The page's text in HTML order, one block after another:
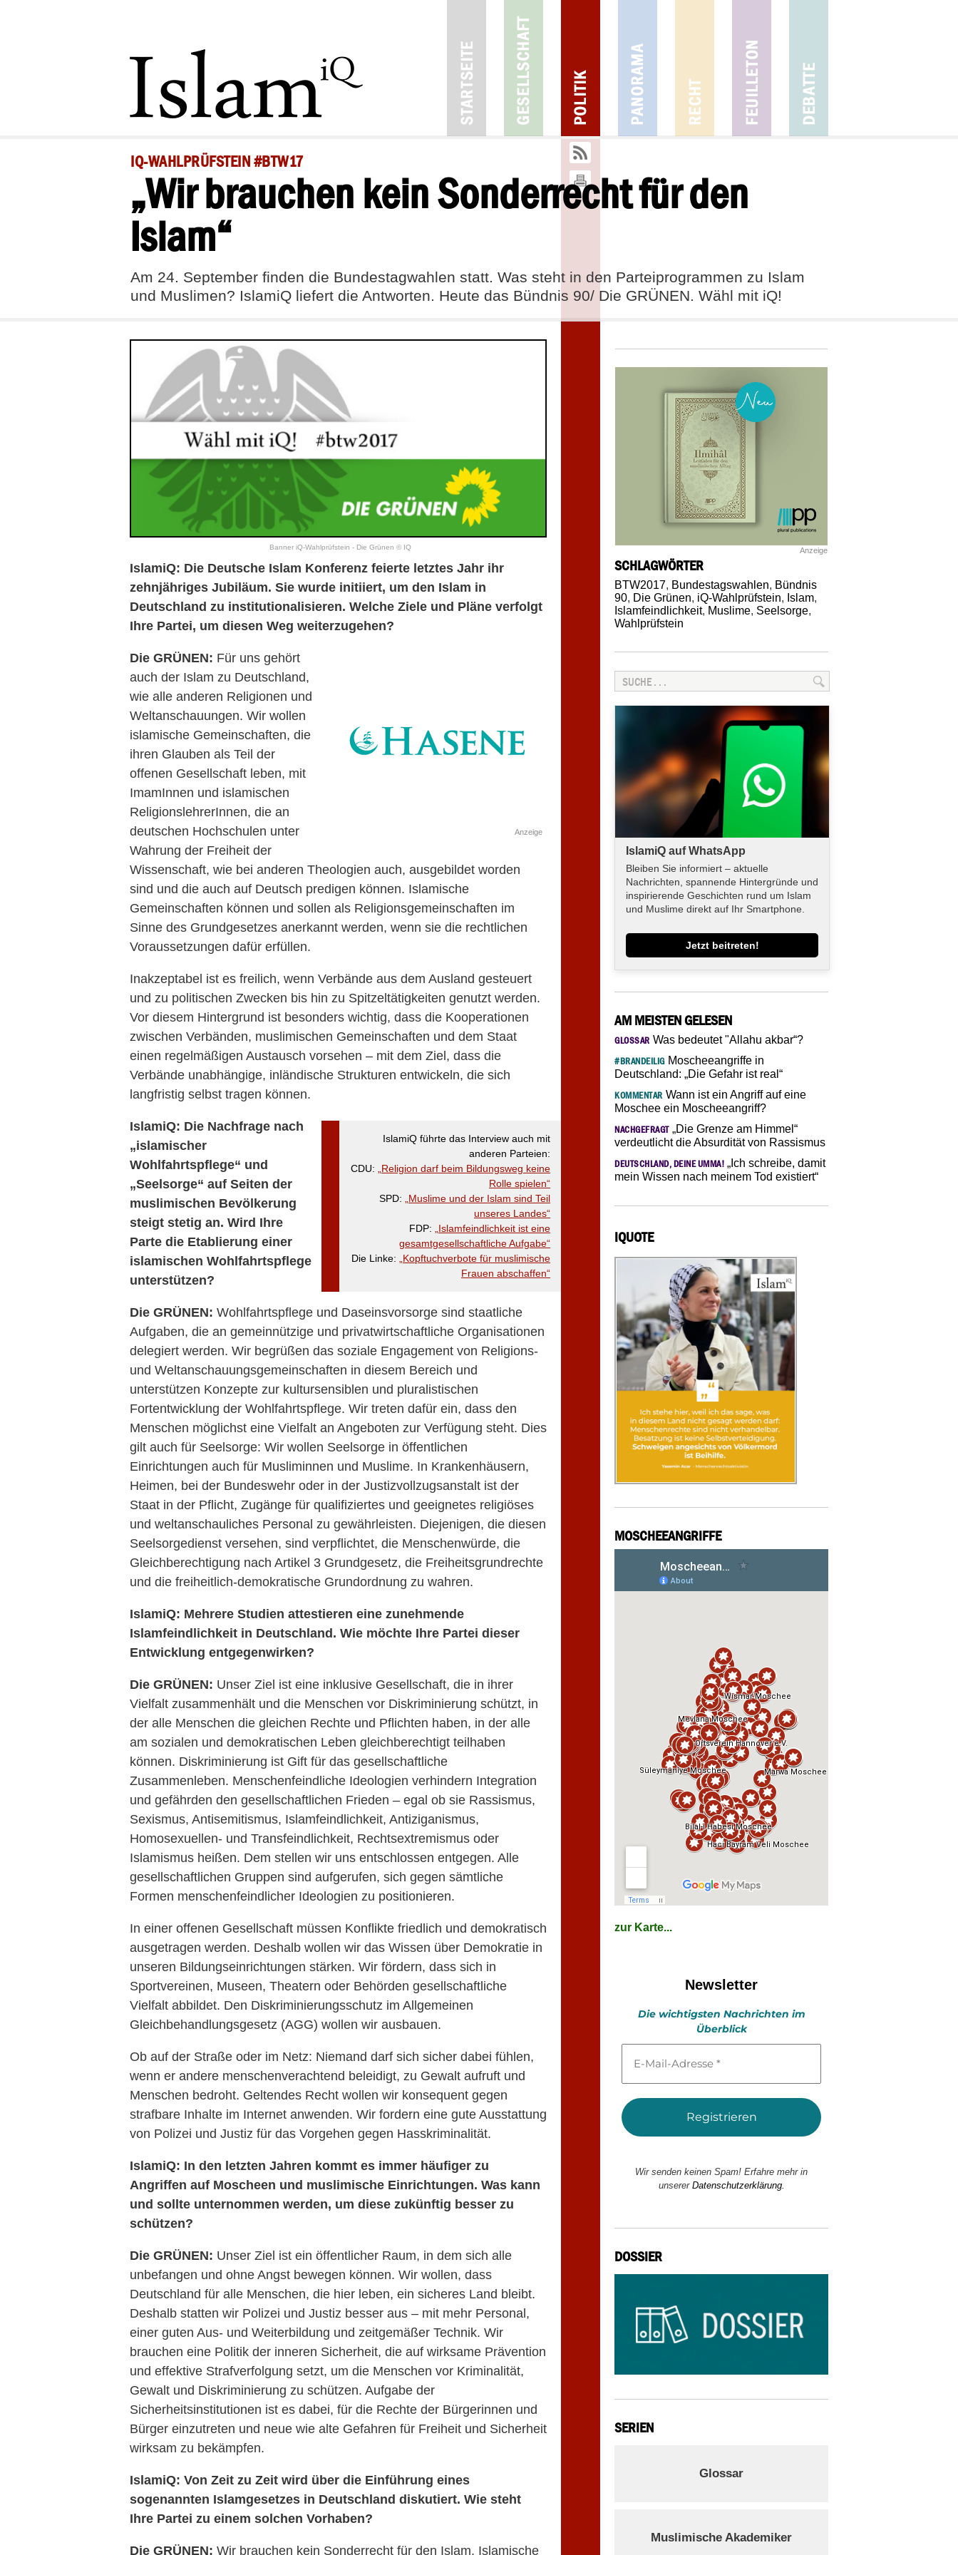
IQ-WAHLPRÜFSTEIN #BTW17
„Wir brauchen kein Sonderrecht für den
Islam“
Am 24. September finden die Bundestagwahlen statt. Was steht in den Parteiprogrammen zu Islam
und Muslimen? IslamiQ liefert die Antworten. Heute das Bündnis 90/ Die GRÜNEN. Wähl mit iQ!
09
2017
3
Banner iQ-Wahlprüfstein - Die Grünen © IQ
IslamiQ: Die Deutsche Islam Konferenz feierte letztes Jahr ihr
zehnjähriges Jubil äum. Sie wurde initiiert, um den Islam in
Deutschland zu institutionalisieren. Welche Ziele und Pl äne verfolgt
Ihre Partei, um diesen Weg weiterzugehen?
Anzeige
Die GRÜNEN: Für uns gehört
auch der Islam zu Deutschland,
wie alle anderen Religionen und
Weltanschauungen. Wir wollen
islamische Gemeinschaften, die
ihren Glauben als Teil der
offenen Gesellschaft leben, mit
ImamInnen und islamischen
ReligionslehrerInnen, die an
deutschen Hochschulen unter
Wahrung der Freiheit der
Wissenschaft, wie bei anderen Theologien auch, ausgebildet worden
sind und die auch auf Deutsch predigen können. Islamische
Gemeinschaften können und sollen als Religionsgemeinschaften im
Sinne des Grundgesetzes anerkannt werden, wenn sie die rechtlichen
Voraussetzungen dafür erfüllen.
Inakzeptabel ist es freilich, wenn Verbände aus dem Ausland gesteuert
und zu politischen Zwecken bis hin zu Spitzeltätigkeiten genutzt werden.
Vor diesem Hintergrund ist besonders wichtig, dass die Kooperationen
zwischen Verbänden, muslimischen Gemeinschaften und dem Staat
einen regelmäßigen Austausch vorsehen – mit dem Ziel, dass die
Verbände unabhängige, inländische Strukturen entwickeln, die sich
langfristig selbst tragen können.
IslamiQ führte das Interview auch mit
anderen Parteien:
CDU:
„Religion darf beim Bildungsweg keine
Rolle spielen“
SPD:
„Muslime und der Islam sind Teil
unseres Landes“
FDP:
„Islamfeindlichkeit ist eine
gesamtgesellschaftliche Aufgabe“
Die Linke:
„Kopftuchverbote für muslimische
Frauen abschaffen“
IslamiQ: Die Nachfrage nach
„islamischer
Wohlfahrtspflege“ und
„Seelsorge“ auf Seiten der
muslimischen Bevö lkerung
steigt stetig an. Wird Ihre
Parte die Etablierung einer
islamischen Wohlfahrtspflege
unterstützen?
Die GRÜNEN: Wohlfahrtspflege und Daseinsvorsorge sind staatliche
Aufgaben, die an gemeinnützige und privatwirtschaftliche Organisationen
delegiert werden. Wir begrüßen das soziale Engagement von Religions-
und Weltanschauungsgemeinschaften in diesem Bereich und
unterstützen Konzepte zur kultursensiblen und pluralistischen
Fortentwicklung der Wohlfahrtspflege. Wir treten dafür ein, dass den
Menschen möglichst eine Vielfalt an Angeboten zur Verfügung steht. Dies
gilt auch für Seelsorge: Wir wollen Seelsorge in öffentlichen
Einrichtungen auch für Musliminnen und Muslime. In Krankenhäusern,
Heimen, bei der Bundeswehr oder in der Justizvollzugsanstalt ist der
Staat in der Pflicht, Zugänge für qualifiziertes und geeignetes religiöses
und weltanschauliches Personal zu gewährleisten. Diejenigen, die diesen
Seelsorgedienst versehen, sind verpflichtet, die Menschenwürde, die
Gleichberechtigung nach Artikel 3 Grundgesetz, die Freiheitsgrundrechte
und die freiheitlich-demokratische Grundordnung zu wahren.
IslamiQ: Mehrere Studien attestieren eine zunehmende
Islamfeindlichkeit in Deutschland. Wie möchte Ihre Partei dieser
Entwicklung entgegenwirken?
Die GRÜNEN: Unser Ziel ist eine inklusive Gesellschaft, die in ihrer
Vielfalt zusammenhält und die Menschen vor Diskriminierung schützt, in
der alle Menschen die gleichen Rechte und Pflichten haben, in der alle
am sozialen und demokratischen Leben gleichberechtigt teilhaben
können. Diskriminierung ist Gift für das gesellschaftliche
Zusammenleben. Menschenfeindliche Ideologien verhindern Integration
und gefährden den gesellschaftlichen Frieden – egal ob sie Rassismus,
Sexismus, Antisemitismus, Islamfeindlichkeit, Antiziganismus,
Homosexuellen- und Transfeindlichkeit, Rechtsextremismus oder
Islamismus heißen. Dem stellen wir uns entschlossen entgegen. Alle
gesellschaftlichen Gruppen sind aufgerufen, sich gegen sämtliche
Formen menschenfeindlicher Ideologien zu positionieren.
In einer offenen Gesellschaft müssen Konflikte friedlich und demokratisch
ausgetragen werden. Deshalb wollen wir das Wissen über Demokratie in
unseren Bildungseinrichtungen stärken. Wir fördern, dass sich in
Sportvereinen, Museen, Theatern oder Behörden gesellschaftliche
Vielfalt abbildet. Den Diskriminierungsschutz im Allgemeinen
Gleichbehandlungsgesetz (AGG) wollen wir ausbauen.
Ob auf der Straße oder im Netz: Niemand darf sich sicher dabei fühlen,
wenn er andere menschenverachtend beleidigt, zu Gewalt aufruft und
Menschen bedroht. Geltendes Recht wollen wir konsequent gegen
strafbare Inhalte im Internet anwenden. Wir fordern eine gute Ausstattung
von Polizei und Justiz für das Vorgehen gegen Hasskriminalität.
IslamiQ: In den letzten Jahren kommt es immer häufiger zu
Angriffen auf Moscheen und muslimische Einrichtungen. Was kann
und sollte unternommen werden, um diese zukünftig besser zu
schützen?
Die GRÜNEN: Unser Ziel ist ein öffentlicher Raum, in dem sich alle
unbefangen und ohne Angst bewegen können. Wir wollen, dass
Deutschland für alle Menschen, die hier leben, ein sicheres Land bleibt.
Deshalb statten wir Polizei und Justiz besser aus – mit mehr Personal,
einer guten Aus- und Weiterbildung und zeitgemäßer Technik. Wir
brauchen eine Politik der inneren Sicherheit, die auf wirksame Prävention
und effektive Strafverfolgung setzt, um die Menschen vor Kriminalität,
Gewalt und Diskriminierung zu schützen. Aufgabe der
Sicherheitsinstitutionen ist es dabei, für die Rechte der Bürgerinnen und
Bürger einzutreten und neue wie alte Gefahren für Freiheit und Sicherheit
wirksam zu bekämpfen.
IslamiQ: Von Zeit zu Zeit wird ü ber die Einfü hrung eines
sogenannten Islamgesetzes in Deutschland diskutiert. Wie steht
Ihre Partei zu einem solchen Vorhaben?
Die GRÜNEN: Wir brauchen kein Sonderrecht für den Islam. Islamische
Anzeige
SCHLAGWÖRTER
BTW2017, Bundestagswahlen, Bündnis
90, Die Grünen, iQ-Wahlprüfstein, Islam,
Islamfeindlichkeit, Muslime, Seelsorge,
Wahlprüfstein
IslamiQ auf WhatsApp
Bleiben Sie informiert – aktuelle
Nachrichten, spannende Hintergründe und
inspirierende Geschichten rund um Islam
und Muslime direkt auf Ihr Smartphone.
Jetzt beitreten!
AM MEISTEN GELESEN
GLOSSAR Was bedeutet "Allahu akbar“?
#BRANDEILIGMoscheeangriffe in
Deutschland: „Die Gefahr ist real“
KOMMENTAR Wann ist ein Angriff auf eine
Moschee ein Moscheeangriff?
NACHGEFRAGT„Die Grenze am Himmel“
verdeutlicht die Absurdität von Rassismus
DEUTSCHLAND, DEINE UMMA! „Ich schreibe, damit
mein Wissen nach meinem Tod existiert“
IQUOTE
MOSCHEEANGRIFFE
zur Karte...
Newsletter
Die wichtigsten Nachrichten im
Überblick
Mail-
*
Wir senden keinen Spam! Erfahre mehr in
unserer Datenschutzerklärung.
DOSSIER
SERIEN
Glossar
Muslimische Akademiker